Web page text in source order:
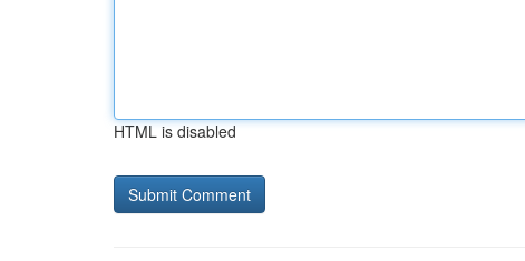
HTML is disabled